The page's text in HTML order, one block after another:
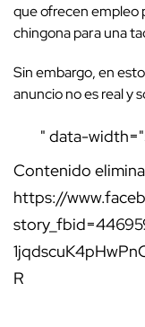
que ofrecen empleo
chingona para una
Sin embargo, en
anuncio no es real y
" data-
Contenido
https://
R